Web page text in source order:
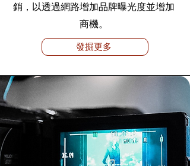
銷，以透過網路增加品牌曝光度並增加
商機。
發掘更多